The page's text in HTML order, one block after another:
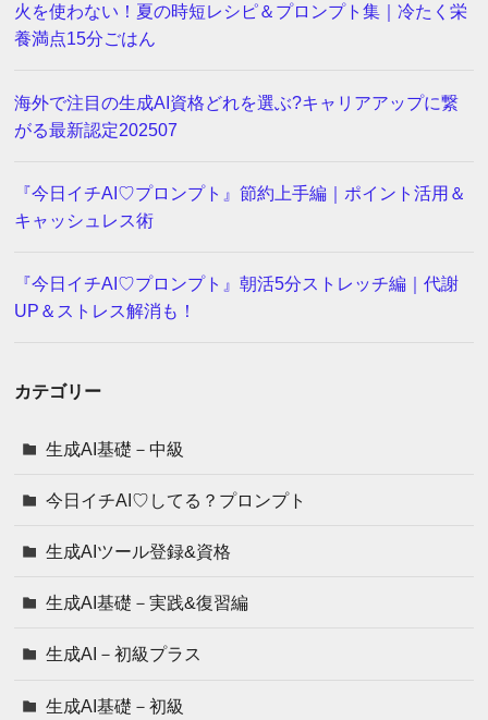
火を使わない！夏の時短レシピ＆プロンプト集｜冷たく栄
養満点15分ごはん
海外で注目の生成AI資格どれを選ぶ?キャリアアップに繋
がる最新認定202507
『今日イチAI♡プロンプト』節約上手編｜ポイント活用＆
キャッシュレス術
『今日イチAI♡プロンプト』朝活5分ストレッチ編｜代謝
UP＆ストレス解消も！
カテゴリー
生成AI基礎－中級
今日イチAI♡してる？プロンプト
生成AIツール登録&資格
生成AI基礎－実践&復習編
生成AI－初級プラス
生成AI基礎－初級